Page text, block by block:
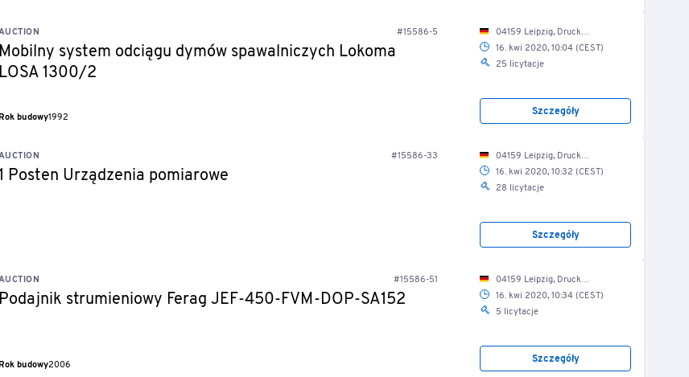
#15586-5
Mobilny system odciągu dymów spawalniczych Lokoma
LOSA 1300/2
budowy1992
04159 Leipzig, Druckereistr. 1/ mechan. Werkstatt
16. kwi 2020, 10:04 (CEST)
25 licytacje
Szczegóły
#15586-33
Posten Urządzenia pomiarowe
04159 Leipzig, Druckereistr. 1/ Elektro-Werkstatt
16. kwi 2020, 10:32 (CEST)
28 licytacje
Szczegóły
#15586-51
Podajnik strumieniowy Ferag JEF-450-FVM-DOP-SA152
budowy2006
04159 Leipzig, Druckereistr. 1/ Weiterverarbeitung
16. kwi 2020, 10:34 (CEST)
5 licytacje
Szczegóły